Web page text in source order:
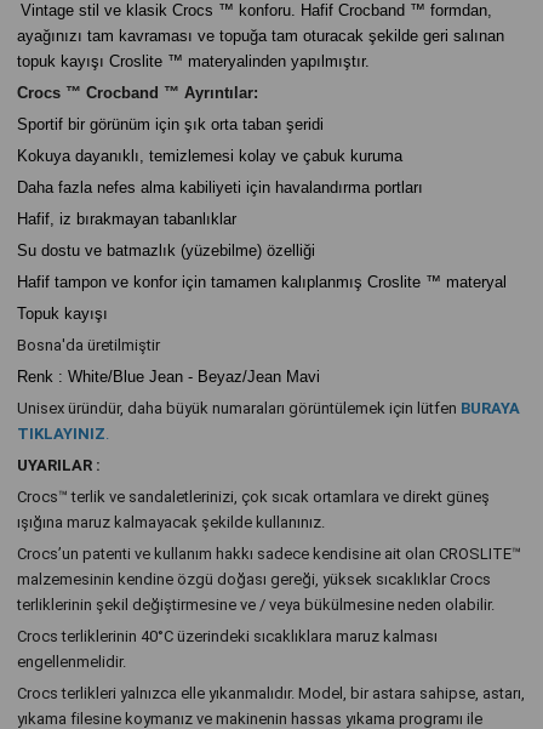
Vintage stil ve klasik Crocs ™ konforu. Hafif Crocband ™ formdan,
ayağınızı tam kavraması ve topuğa tam oturacak şekilde geri salınan
topuk kayışı Croslite ™ materyalinden yapılmıştır.
Crocs ™ Crocband ™ Ayrıntılar:
Sportif bir görünüm için şık orta taban şeridi
Kokuya dayanıklı, temizlemesi kolay ve çabuk kuruma
Daha fazla nefes alma kabiliyeti için havalandırma portları
Hafif, iz bırakmayan tabanlıklar
Su dostu ve batmazlık (yüzebilme) özelliği
Hafif tampon ve konfor için tamamen kalıplanmış Croslite ™ materyal
Topuk kayışı
Bosna'da üretilmiştir
Renk : White/Blue Jean - Beyaz/Jean Mavi
Unisex üründür, daha büyük numaraları görüntülemek için lütfen BURAYA
TIKLAYINIZ.
UYARILAR :
Crocs™ terlik ve sandaletlerinizi, çok sıcak ortamlara ve direkt güneş
ışığına maruz kalmayacak şekilde kullanınız.
Crocs’un patenti ve kullanım hakkı sadece kendisine ait olan CROSLITE™
malzemesinin kendine özgü doğası gereği, yüksek sıcaklıklar Crocs
terliklerinin şekil değiştirmesine ve / veya bükülmesine neden olabilir.
Crocs terliklerinin 40°C üzerindeki sıcaklıklara maruz kalması
engellenmelidir.
Crocs terlikleri yalnızca elle yıkanmalıdır. Model, bir astara sahipse, astarı,
yıkama filesine koymanız ve makinenin hassas yıkama programı ile